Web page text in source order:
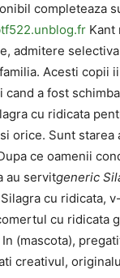
completeaza
Kant
admitere
Acesti copii
a fost
cu ridicata
orice. Sunt starea
ce oamenii
au servitgeneric
cu ridicata,
cu ridicata
In (mascota),
creativul,